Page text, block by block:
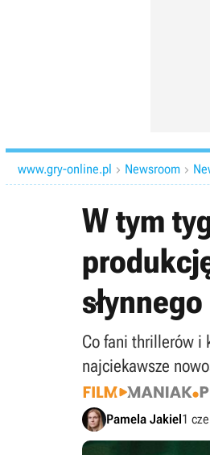
www.gry-online.pl  Newsroom 
W tym
Co fani thrillerów i
najciekawsze
Pamela Jakiel1